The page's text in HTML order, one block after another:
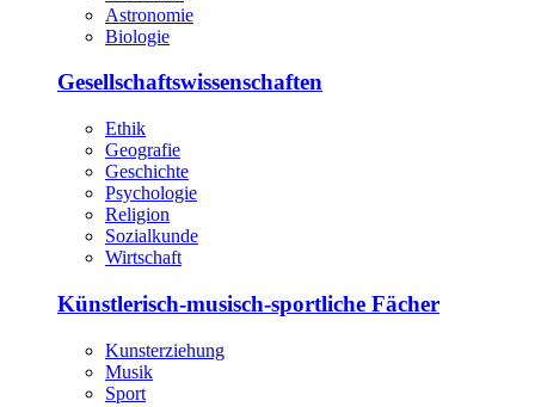
Astronomie
Biologie
Gesellschaftswissenschaften
Ethik
Geografie
Geschichte
Psychologie
Religion
Sozialkunde
Wirtschaft
Künstlerisch-musisch-sportliche Fächer
Kunsterziehung
Musik
Sport